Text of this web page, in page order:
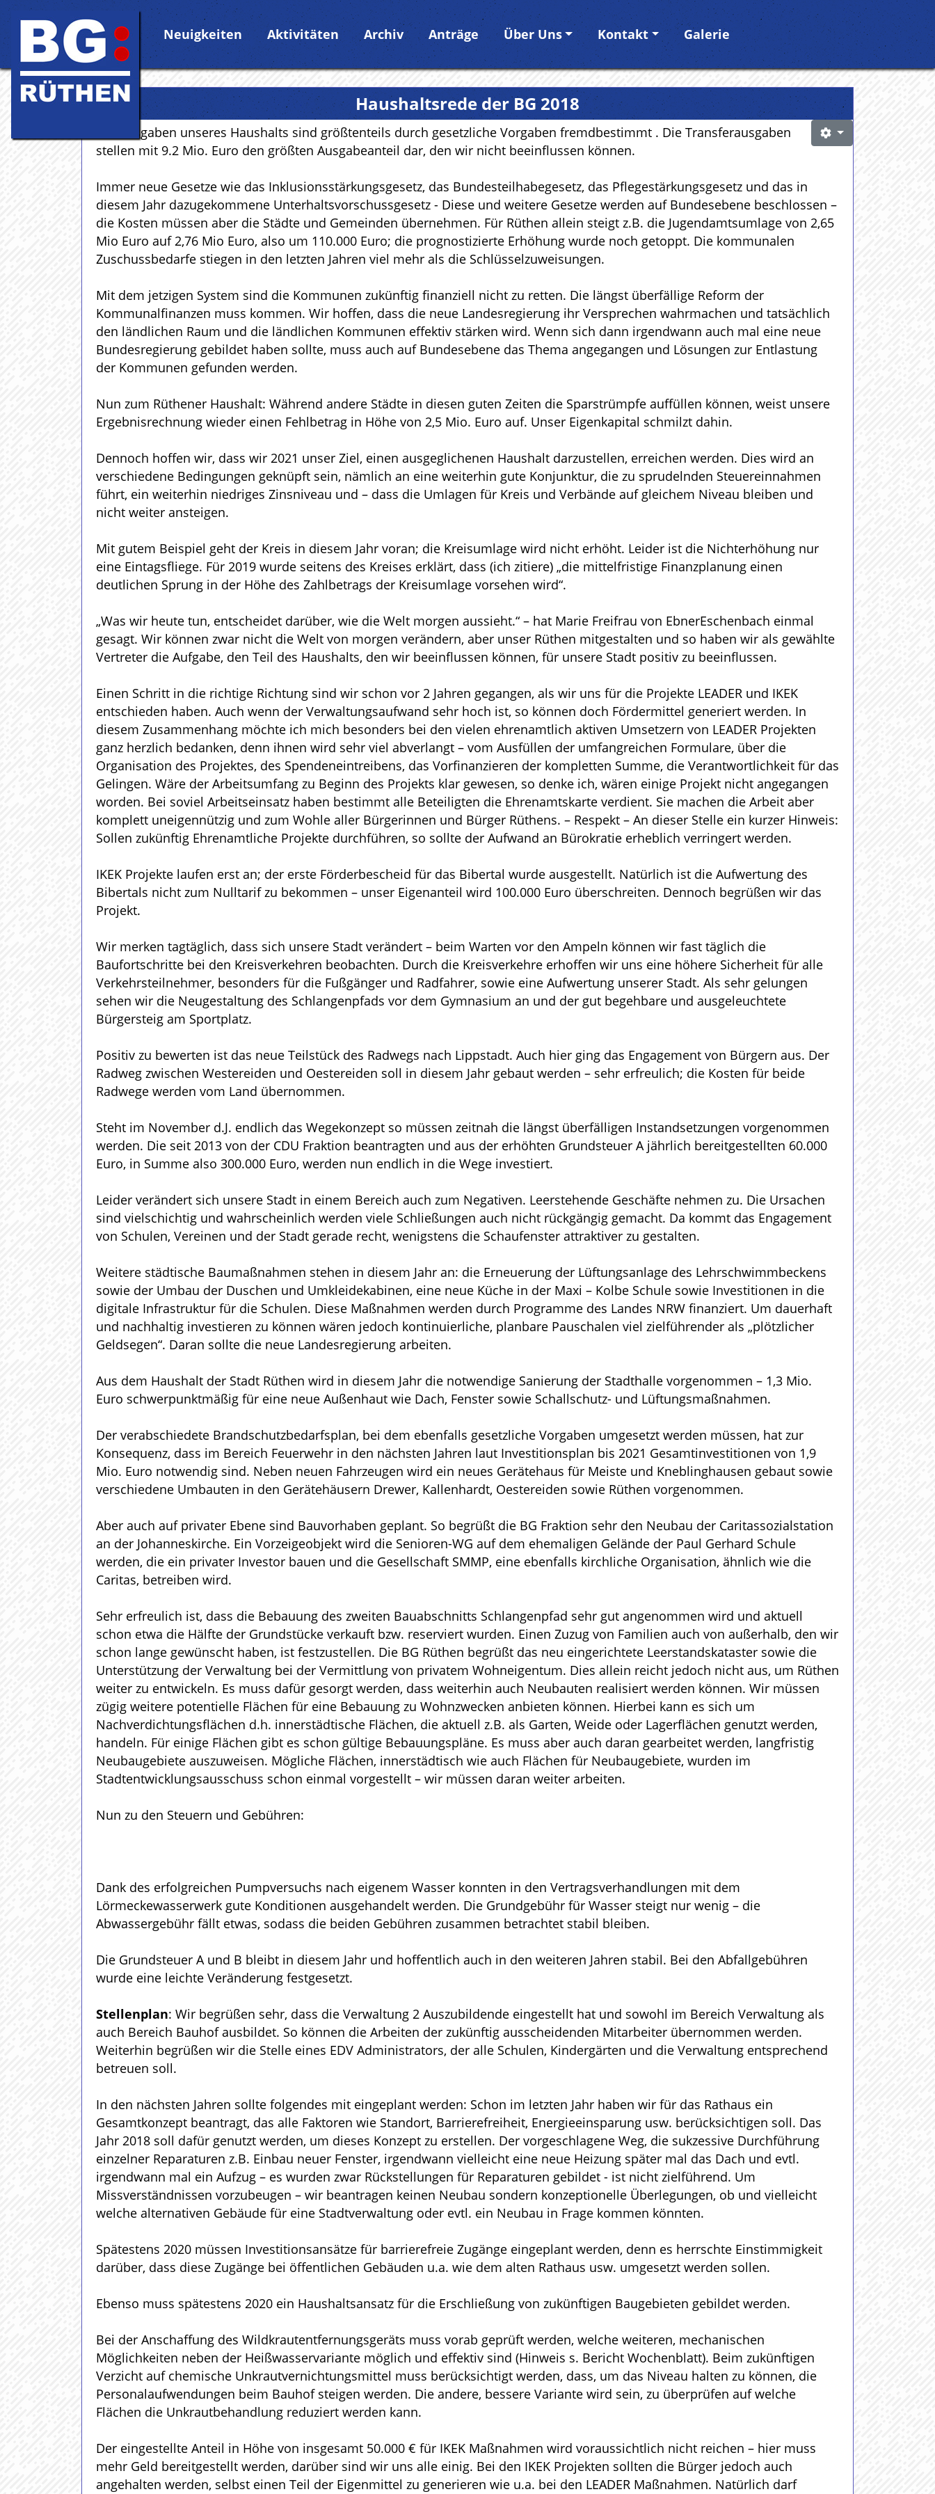
Neuigkeiten Aktivitäten Archiv Anträge Über Uns Kontakt Galerie
Haushaltsrede der BG 2018
Die Ausgaben unseres Haushalts sind größtenteils durch gesetzliche Vorgaben fremdbestimmt . Die Transferausgaben
stellen mit 9.2 Mio. Euro den größten Ausgabeanteil dar, den wir nicht beeinflussen können.
Immer neue Gesetze wie das Inklusionsstärkungsgesetz, das Bundesteilhabegesetz, das Pflegestärkungsgesetz und das in
diesem Jahr dazugekommene Unterhaltsvorschussgesetz - Diese und weitere Gesetze werden auf Bundesebene beschlossen –
die Kosten müssen aber die Städte und Gemeinden übernehmen. Für Rüthen allein steigt z.B. die Jugendamtsumlage von 2,65
Mio Euro auf 2,76 Mio Euro, also um 110.000 Euro; die prognostizierte Erhöhung wurde noch getoppt. Die kommunalen
Zuschussbedarfe stiegen in den letzten Jahren viel mehr als die Schlüsselzuweisungen.
Mit dem jetzigen System sind die Kommunen zukünftig finanziell nicht zu retten. Die längst überfällige Reform der
Kommunalfinanzen muss kommen. Wir hoffen, dass die neue Landesregierung ihr Versprechen wahrmachen und tatsächlich
den ländlichen Raum und die ländlichen Kommunen effektiv stärken wird. Wenn sich dann irgendwann auch mal eine neue
Bundesregierung gebildet haben sollte, muss auch auf Bundesebene das Thema angegangen und Lösungen zur Entlastung
der Kommunen gefunden werden.
Nun zum Rüthener Haushalt: Während andere Städte in diesen guten Zeiten die Sparstrümpfe auffüllen können, weist unsere
Ergebnisrechnung wieder einen Fehlbetrag in Höhe von 2,5 Mio. Euro auf. Unser Eigenkapital schmilzt dahin.
Dennoch hoffen wir, dass wir 2021 unser Ziel, einen ausgeglichenen Haushalt darzustellen, erreichen werden. Dies wird an
verschiedene Bedingungen geknüpft sein, nämlich an eine weiterhin gute Konjunktur, die zu sprudelnden Steuereinnahmen
führt, ein weiterhin niedriges Zinsniveau und – dass die Umlagen für Kreis und Verbände auf gleichem Niveau bleiben und
nicht weiter ansteigen.
Mit gutem Beispiel geht der Kreis in diesem Jahr voran; die Kreisumlage wird nicht erhöht. Leider ist die Nichterhöhung nur
eine Eintagsfliege. Für 2019 wurde seitens des Kreises erklärt, dass (ich zitiere) „die mittelfristige Finanzplanung einen
deutlichen Sprung in der Höhe des Zahlbetrags der Kreisumlage vorsehen wird“.
„Was wir heute tun, entscheidet darüber, wie die Welt morgen aussieht.“ – hat Marie Freifrau von EbnerEschenbach einmal
gesagt. Wir können zwar nicht die Welt von morgen verändern, aber unser Rüthen mitgestalten und so haben wir als gewählte
Vertreter die Aufgabe, den Teil des Haushalts, den wir beeinflussen können, für unsere Stadt positiv zu beeinflussen.
Einen Schritt in die richtige Richtung sind wir schon vor 2 Jahren gegangen, als wir uns für die Projekte LEADER und IKEK
entschieden haben. Auch wenn der Verwaltungsaufwand sehr hoch ist, so können doch Fördermittel generiert werden. In
diesem Zusammenhang möchte ich mich besonders bei den vielen ehrenamtlich aktiven Umsetzern von LEADER Projekten
ganz herzlich bedanken, denn ihnen wird sehr viel abverlangt – vom Ausfüllen der umfangreichen Formulare, über die
Organisation des Projektes, des Spendeneintreibens, das Vorfinanzieren der kompletten Summe, die Verantwortlichkeit für das
Gelingen. Wäre der Arbeitsumfang zu Beginn des Projekts klar gewesen, so denke ich, wären einige Projekt nicht angegangen
worden. Bei soviel Arbeitseinsatz haben bestimmt alle Beteiligten die Ehrenamtskarte verdient. Sie machen die Arbeit aber
komplett uneigennützig und zum Wohle aller Bürgerinnen und Bürger Rüthens. – Respekt – An dieser Stelle ein kurzer Hinweis:
Sollen zukünftig Ehrenamtliche Projekte durchführen, so sollte der Aufwand an Bürokratie erheblich verringert werden.
IKEK Projekte laufen erst an; der erste Förderbescheid für das Bibertal wurde ausgestellt. Natürlich ist die Aufwertung des
Bibertals nicht zum Nulltarif zu bekommen – unser Eigenanteil wird 100.000 Euro überschreiten. Dennoch begrüßen wir das
Projekt.
Wir merken tagtäglich, dass sich unsere Stadt verändert – beim Warten vor den Ampeln können wir fast täglich die
Baufortschritte bei den Kreisverkehren beobachten. Durch die Kreisverkehre erhoffen wir uns eine höhere Sicherheit für alle
Verkehrsteilnehmer, besonders für die Fußgänger und Radfahrer, sowie eine Aufwertung unserer Stadt. Als sehr gelungen
sehen wir die Neugestaltung des Schlangenpfads vor dem Gymnasium an und der gut begehbare und ausgeleuchtete
Bürgersteig am Sportplatz.
Positiv zu bewerten ist das neue Teilstück des Radwegs nach Lippstadt. Auch hier ging das Engagement von Bürgern aus. Der
Radweg zwischen Westereiden und Oestereiden soll in diesem Jahr gebaut werden – sehr erfreulich; die Kosten für beide
Radwege werden vom Land übernommen.
Steht im November d.J. endlich das Wegekonzept so müssen zeitnah die längst überfälligen Instandsetzungen vorgenommen
werden. Die seit 2013 von der CDU Fraktion beantragten und aus der erhöhten Grundsteuer A jährlich bereitgestellten 60.000
Euro, in Summe also 300.000 Euro, werden nun endlich in die Wege investiert.
Leider verändert sich unsere Stadt in einem Bereich auch zum Negativen. Leerstehende Geschäfte nehmen zu. Die Ursachen
sind vielschichtig und wahrscheinlich werden viele Schließungen auch nicht rückgängig gemacht. Da kommt das Engagement
von Schulen, Vereinen und der Stadt gerade recht, wenigstens die Schaufenster attraktiver zu gestalten.
Weitere städtische Baumaßnahmen stehen in diesem Jahr an: die Erneuerung der Lüftungsanlage des Lehrschwimmbeckens
sowie der Umbau der Duschen und Umkleidekabinen, eine neue Küche in der Maxi – Kolbe Schule sowie Investitionen in die
digitale Infrastruktur für die Schulen. Diese Maßnahmen werden durch Programme des Landes NRW finanziert. Um dauerhaft
und nachhaltig investieren zu können wären jedoch kontinuierliche, planbare Pauschalen viel zielführender als „plötzlicher
Geldsegen“. Daran sollte die neue Landesregierung arbeiten.
Aus dem Haushalt der Stadt Rüthen wird in diesem Jahr die notwendige Sanierung der Stadthalle vorgenommen – 1,3 Mio.
Euro schwerpunktmäßig für eine neue Außenhaut wie Dach, Fenster sowie Schallschutz- und Lüftungsmaßnahmen.
Der verabschiedete Brandschutzbedarfsplan, bei dem ebenfalls gesetzliche Vorgaben umgesetzt werden müssen, hat zur
Konsequenz, dass im Bereich Feuerwehr in den nächsten Jahren laut Investitionsplan bis 2021 Gesamtinvestitionen von 1,9
Mio. Euro notwendig sind. Neben neuen Fahrzeugen wird ein neues Gerätehaus für Meiste und Kneblinghausen gebaut sowie
verschiedene Umbauten in den Gerätehäusern Drewer, Kallenhardt, Oestereiden sowie Rüthen vorgenommen.
Aber auch auf privater Ebene sind Bauvorhaben geplant. So begrüßt die BG Fraktion sehr den Neubau der Caritassozialstation
an der Johanneskirche. Ein Vorzeigeobjekt wird die Senioren-WG auf dem ehemaligen Gelände der Paul Gerhard Schule
werden, die ein privater Investor bauen und die Gesellschaft SMMP, eine ebenfalls kirchliche Organisation, ähnlich wie die
Caritas, betreiben wird.
Sehr erfreulich ist, dass die Bebauung des zweiten Bauabschnitts Schlangenpfad sehr gut angenommen wird und aktuell
schon etwa die Hälfte der Grundstücke verkauft bzw. reserviert wurden. Einen Zuzug von Familien auch von außerhalb, den wir
schon lange gewünscht haben, ist festzustellen. Die BG Rüthen begrüßt das neu eingerichtete Leerstandskataster sowie die
Unterstützung der Verwaltung bei der Vermittlung von privatem Wohneigentum. Dies allein reicht jedoch nicht aus, um Rüthen
weiter zu entwickeln. Es muss dafür gesorgt werden, dass weiterhin auch Neubauten realisiert werden können. Wir müssen
zügig weitere potentielle Flächen für eine Bebauung zu Wohnzwecken anbieten können. Hierbei kann es sich um
Nachverdichtungsflächen d.h. innerstädtische Flächen, die aktuell z.B. als Garten, Weide oder Lagerflächen genutzt werden,
handeln. Für einige Flächen gibt es schon gültige Bebauungspläne. Es muss aber auch daran gearbeitet werden, langfristig
Neubaugebiete auszuweisen. Mögliche Flächen, innerstädtisch wie auch Flächen für Neubaugebiete, wurden im
Stadtentwicklungsausschuss schon einmal vorgestellt – wir müssen daran weiter arbeiten.
Nun zu den Steuern und Gebühren:
Dank des erfolgreichen Pumpversuchs nach eigenem Wasser konnten in den Vertragsverhandlungen mit dem
Lörmeckewasserwerk gute Konditionen ausgehandelt werden. Die Grundgebühr für Wasser steigt nur wenig – die
Abwassergebühr fällt etwas, sodass die beiden Gebühren zusammen betrachtet stabil bleiben.
Die Grundsteuer A und B bleibt in diesem Jahr und hoffentlich auch in den weiteren Jahren stabil. Bei den Abfallgebühren
wurde eine leichte Veränderung festgesetzt.
Stellenplan: Wir begrüßen sehr, dass die Verwaltung 2 Auszubildende eingestellt hat und sowohl im Bereich Verwaltung als
auch Bereich Bauhof ausbildet. So können die Arbeiten der zukünftig ausscheidenden Mitarbeiter übernommen werden.
Weiterhin begrüßen wir die Stelle eines EDV Administrators, der alle Schulen, Kindergärten und die Verwaltung entsprechend
betreuen soll.
In den nächsten Jahren sollte folgendes mit eingeplant werden: Schon im letzten Jahr haben wir für das Rathaus ein
Gesamtkonzept beantragt, das alle Faktoren wie Standort, Barrierefreiheit, Energieeinsparung usw. berücksichtigen soll. Das
Jahr 2018 soll dafür genutzt werden, um dieses Konzept zu erstellen. Der vorgeschlagene Weg, die sukzessive Durchführung
einzelner Reparaturen z.B. Einbau neuer Fenster, irgendwann vielleicht eine neue Heizung später mal das Dach und evtl.
irgendwann mal ein Aufzug – es wurden zwar Rückstellungen für Reparaturen gebildet - ist nicht zielführend. Um
Missverständnissen vorzubeugen – wir beantragen keinen Neubau sondern konzeptionelle Überlegungen, ob und vielleicht
welche alternativen Gebäude für eine Stadtverwaltung oder evtl. ein Neubau in Frage kommen könnten.
Spätestens 2020 müssen Investitionsansätze für barrierefreie Zugänge eingeplant werden, denn es herrschte Einstimmigkeit
darüber, dass diese Zugänge bei öffentlichen Gebäuden u.a. wie dem alten Rathaus usw. umgesetzt werden sollen.
Ebenso muss spätestens 2020 ein Haushaltsansatz für die Erschließung von zukünftigen Baugebieten gebildet werden.
Bei der Anschaffung des Wildkrautentfernungsgeräts muss vorab geprüft werden, welche weiteren, mechanischen
Möglichkeiten neben der Heißwasservariante möglich und effektiv sind (Hinweis s. Bericht Wochenblatt). Beim zukünftigen
Verzicht auf chemische Unkrautvernichtungsmittel muss berücksichtigt werden, dass, um das Niveau halten zu können, die
Personalaufwendungen beim Bauhof steigen werden. Die andere, bessere Variante wird sein, zu überprüfen auf welche
Flächen die Unkrautbehandlung reduziert werden kann.
Der eingestellte Anteil in Höhe von insgesamt 50.000 € für IKEK Maßnahmen wird voraussichtlich nicht reichen – hier muss
mehr Geld bereitgestellt werden, darüber sind wir uns alle einig. Bei den IKEK Projekten sollten die Bürger jedoch auch
angehalten werden, selbst einen Teil der Eigenmittel zu generieren wie u.a. bei den LEADER Maßnahmen. Natürlich darf